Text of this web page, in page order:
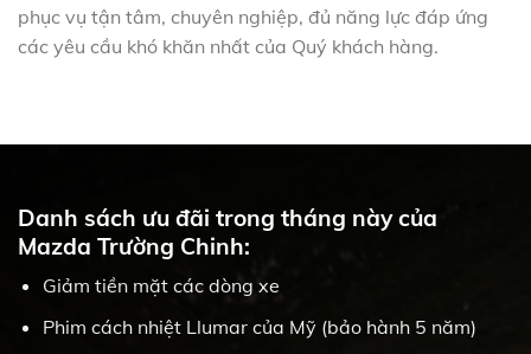
phục vụ tận tâm, chuyên nghiệp, đủ năng lực đáp ứng
các yêu cầu khó khăn nhất của Quý khách hàng.
Danh sách ưu đãi trong tháng này của
Mazda Trường Chinh:
Giảm tiền mặt các dòng xe
Phim cách nhiệt Llumar của Mỹ (bảo hành 5 năm)